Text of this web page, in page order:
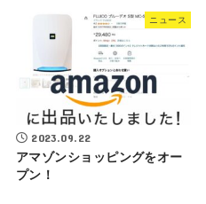
ニュース
2023.09.22
アマゾンショッピングをオー
プン！